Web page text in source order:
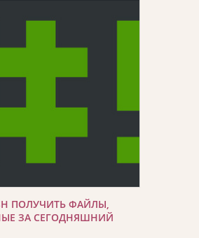
ПОЛУЧИТЬ ФАЙЛЫ,
ЗА СЕГОДНЯШНИЙ